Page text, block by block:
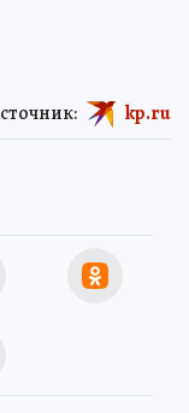
kp.ru